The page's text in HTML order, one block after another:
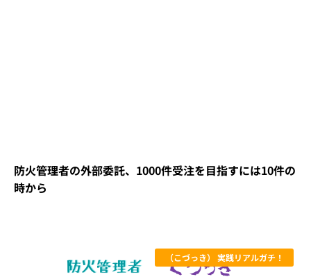
防火管理者の外部委託、1000件受注を目指すには10件の
時から
（こづっき） 実践リアルガチ！